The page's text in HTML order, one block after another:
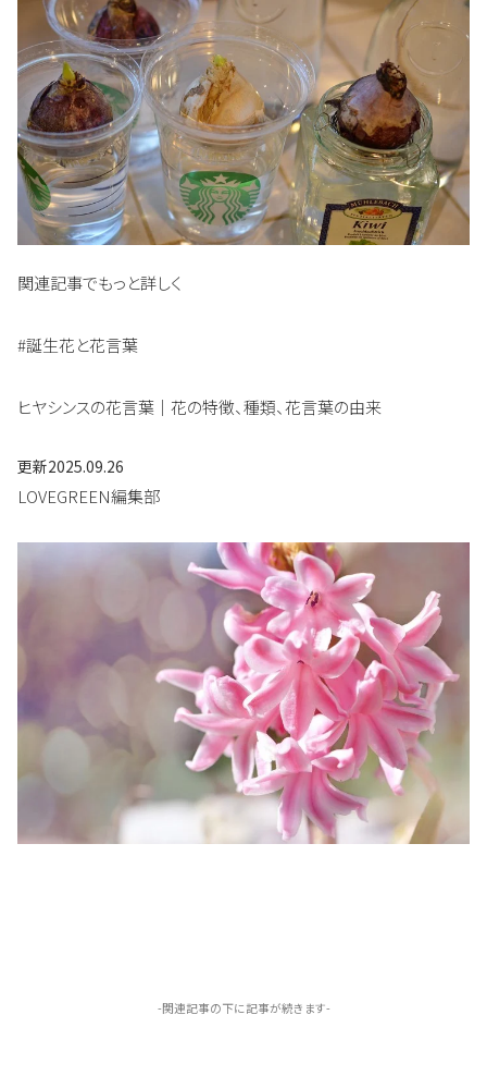
関連記事でもっと詳しく
#誕生花と花言葉
ヒヤシンスの花言葉｜花の特徴、種類、花言葉の由来
更新2025.09.26
LOVEGREEN編集部
-関連記事の下に記事が続きます-